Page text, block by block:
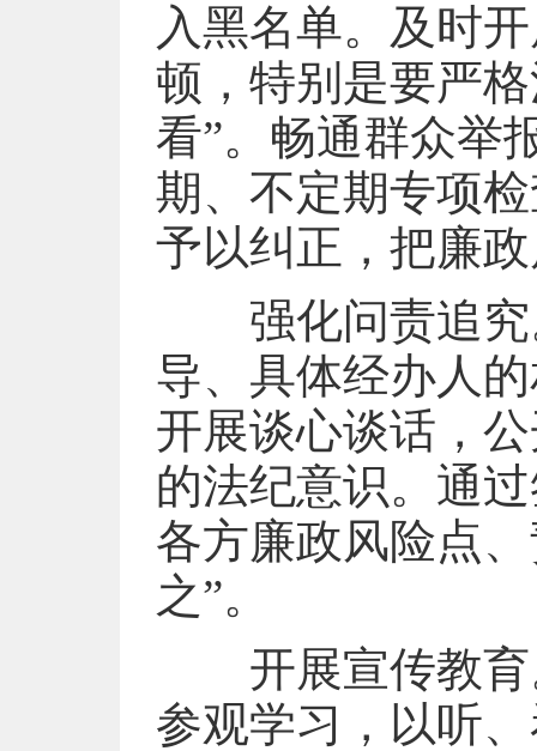
入黑名单。及时
顿，特别是要严
看”。畅通群众举
期、不定期专项
予以纠正，把廉
强化问责追究
导、具体经办人
开展谈心谈话，
的法纪意识。通
各方廉政风险点
之”。
开展宣传教育
参观学习，以听